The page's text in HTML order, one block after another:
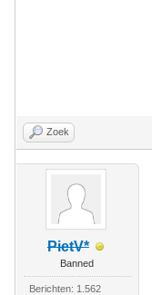
Zoek
PietV*
Banned
Berichten: 1.562